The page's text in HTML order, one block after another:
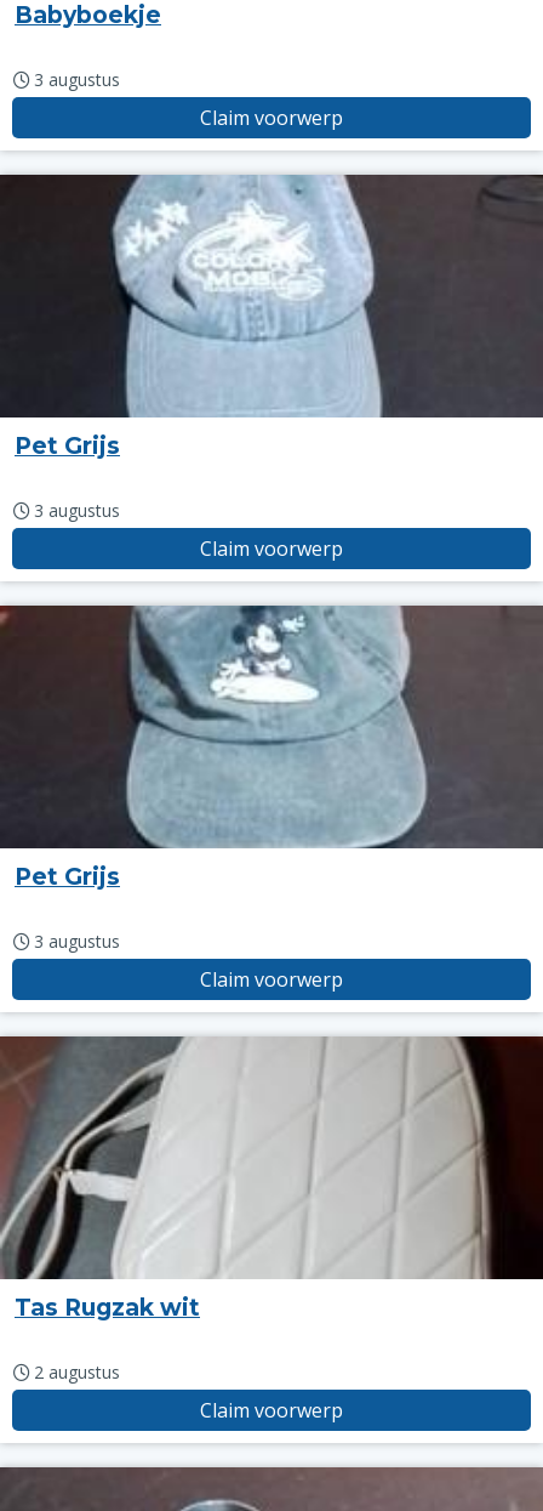
Babyboekje
3 augustus
Claim voorwerp
Pet Grijs
3 augustus
Claim voorwerp
Pet Grijs
3 augustus
Claim voorwerp
Tas Rugzak wit
2 augustus
Claim voorwerp